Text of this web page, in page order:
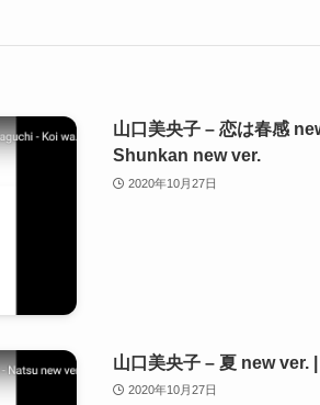
山口美央子 – 恋は春感
Shunkan new ver.
2020年10月27日
山口美央子 – 夏 new
2020年10月27日